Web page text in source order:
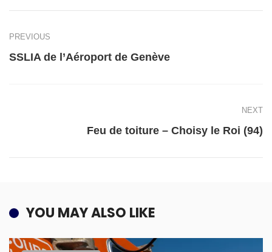
PREVIOUS
SSLIA de l’Aéroport de Genève
NEXT
Feu de toiture – Choisy le Roi (94)
YOU MAY ALSO LIKE